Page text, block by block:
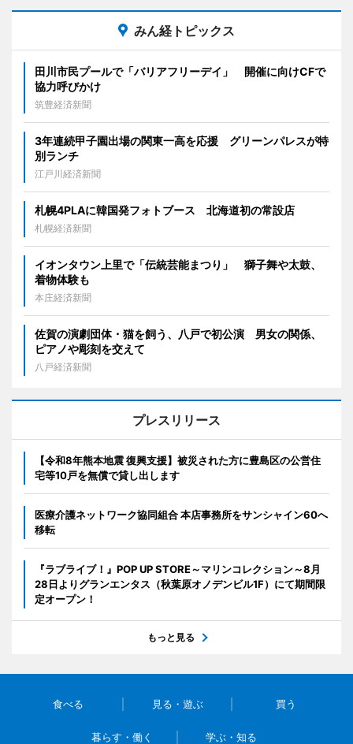
みん経トピックス
田川市民プールで「バリアフリーデイ」 開催に向けCFで
協力呼びかけ
筑豊経済新聞
3年連続甲子園出場の関東一高を応援 グリーンパレスが特
別ランチ
江戸川経済新聞
札幌4PLAに韓国発フォトブース 北海道初の常設店
札幌経済新聞
イオンタウン上里で「伝統芸能まつり」 獅子舞や太鼓、
着物体験も
本庄経済新聞
佐賀の演劇団体・猫を飼う、八戸で初公演 男女の関係、
ピアノや彫刻を交えて
八戸経済新聞
プレスリリース
【令和8年熊本地震 復興支援】被災された方に豊島区の公営住
宅等10戸を無償で貸し出します
医療介護ネットワーク協同組合 本店事務所をサンシャイン60へ
移転
『ラブライブ！』POP UP STORE～マリンコレクション～8月
28日よりグランエンタス（秋葉原オノデンビル1F）にて期間限
定オープン！
もっと見る
食べる 見る・遊ぶ 買う
暮らす・働く 学ぶ・知る